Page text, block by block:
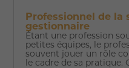
Professionnel de la
gestionnaire
Étant une profession
petites équipes, le
souvent jouer un rôle
le cadre de sa pratique.